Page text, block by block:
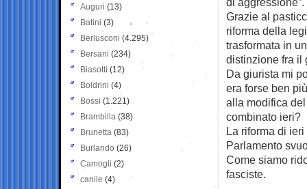
Grazie al
riforma della
trasformata in
distinzione fra il
Da giurista mi
era forse ben
alla modifica
combinato ieri?
La riforma di
Parlamento
Come siamo
fasciste.
Auguri (13)
Batini (3)
Berlusconi (4.295)
Bersani (234)
Biasotti (12)
Boldrini (4)
Bossi (1.221)
Brambilla (38)
Brunetta (83)
Burlando (26)
Camogli (2)
canile (4)